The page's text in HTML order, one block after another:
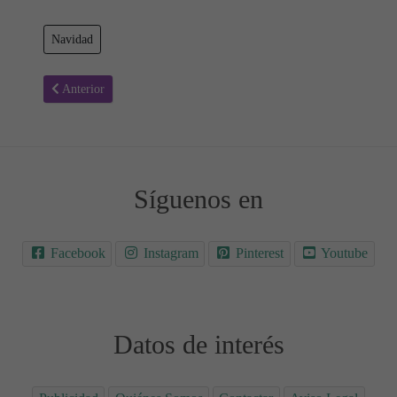
Navidad
Artículo anterior: Sopa de letras Navidad 03
Anterior
Síguenos en
Facebook Instagram Pinterest Youtube
Datos de interés